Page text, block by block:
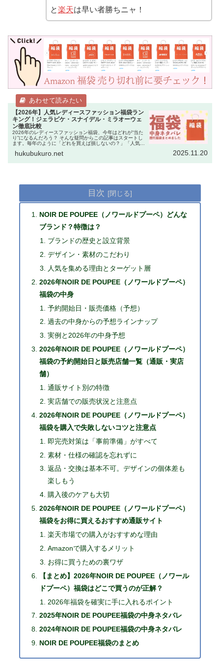
と楽天は早い者勝ちニャ！
【2026年】人気レディースファッション福袋ラン
キング！ジェラピケ・スナイデル・ミラオーウェ
ン徹底比較
2026年のレディースファッション福袋、今年はどれが“当た
り”になるんだろう？ そんな疑問からこの記事はスタートし
ます。毎年のように「どれを買えば損しないの？」「人気ブ
聞きます。 実際、…
hukubukuro.net 2025.11.20
目次
NOIR DE POUPEE（ノワールドプーペ）どんな
ブランド？特徴は？
ブランドの歴史と設立背景
デザイン・素材のこだわり
人気を集める理由とターゲット層
2026年NOIR DE POUPEE（ノワールドプーペ）
福袋の中身
予約開始日・販売価格（予想）
過去の中身からの予想ラインナップ
実例と2026年の中身予想
2026年NOIR DE POUPEE（ノワールドプーペ）
福袋の予約開始日と販売店舗一覧（通販・実店
舗）
通販サイト別の特徴
実店舗での販売状況と注意点
2026年NOIR DE POUPEE（ノワールドプーペ）
福袋を購入で失敗しないコツと注意点
即完売対策は「事前準備」がすべて
素材・仕様の確認を忘れずに
返品・交換は基本不可。デザインの個体差も
楽しもう
購入後のケアも大切
2026年NOIR DE POUPEE（ノワールドプーペ）
福袋をお得に買えるおすすめ通販サイト
楽天市場での購入がおすすめな理由
Amazonで購入するメリット
お得に買うための裏ワザ
【まとめ】2026年NOIR DE POUPEE（ノワール
ドプーペ）福袋はどこで買うのが正解？
2026年福袋を確実に手に入れるポイント
2025年NOIR DE POUPEE福袋の中身ネタバレ
2024年NOIR DE POUPEE福袋の中身ネタバレ
NOIR DE POUPEE福袋のまとめ